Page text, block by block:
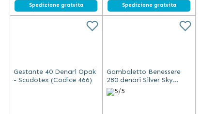
Spedizione gratuita Spedizione gratuita
Gestante 40 Denari Opak
- Scudotex (Codice 466)
Gambaletto Benessere
280 denari Silver Sky
Cotton Uomo - Scudotex
- mm Hg 18-21 (Codice
5/5